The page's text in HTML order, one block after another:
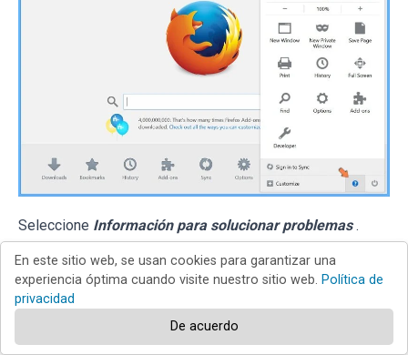
Seleccione Información para solucionar problemas .
En este sitio web, se usan cookies para garantizar una
experiencia óptima cuando visite nuestro sitio web. Política de
privacidad
De acuerdo